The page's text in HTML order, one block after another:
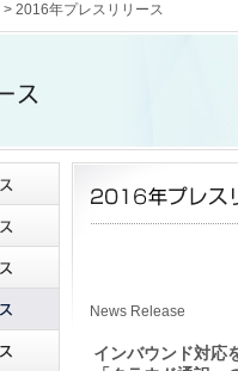
> 2016年プレスリリース
News Release
インバウンド対応